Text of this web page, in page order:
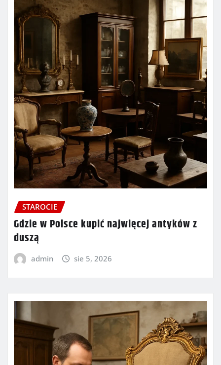
STAROCIE
Gdzie w Polsce kupić najwięcej antyków z
duszą
admin sie 5, 2026